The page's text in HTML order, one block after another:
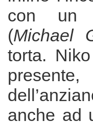
con un
(Michael
torta.
anche ad